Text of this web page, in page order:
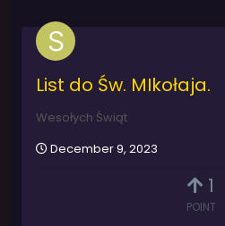
1
POINT
List do Św. MIkołaja.
Wesołych Świąt
December 9, 2023